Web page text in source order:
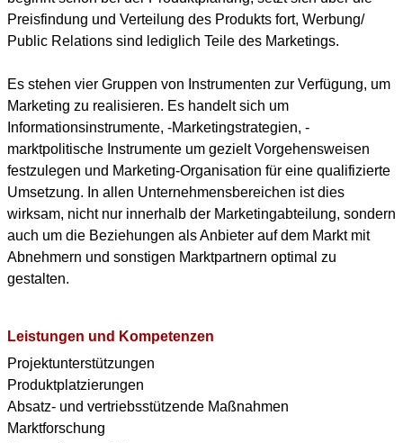
Preisfindung und Verteilung des Produkts fort, Werbung/
Public Relations sind lediglich Teile des Marketings.
Es stehen vier Gruppen von Instrumenten zur Verfügung, um
Marketing zu realisieren. Es handelt sich um
Informationsinstrumente, -Marketingstrategien, -
marktpolitische Instrumente um gezielt Vorgehensweisen
festzulegen und Marketing-Organisation für eine qualifizierte
Umsetzung. In allen Unternehmensbereichen ist dies
wirksam, nicht nur innerhalb der Marketingabteilung, sondern
auch um die Beziehungen als Anbieter auf dem Markt mit
Abnehmern und sonstigen Marktpartnern optimal zu
gestalten.
Leistungen und Kompetenzen
Projektunterstützungen
Produktplatzierungen
Absatz- und vertriebsstützende Maßnahmen
Marktforschung